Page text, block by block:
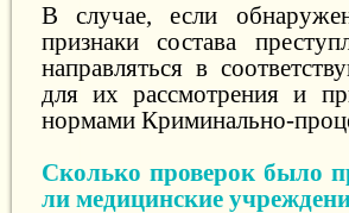
В случае, если
признаки состава
направляться в
для их рассмотрения и
нормами Криминально-
Сколько проверок было
ли медицинские